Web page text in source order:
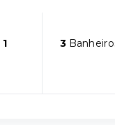
1
3